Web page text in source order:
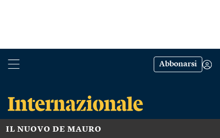
Abbonarsi
IL NUOVO DE MAURO